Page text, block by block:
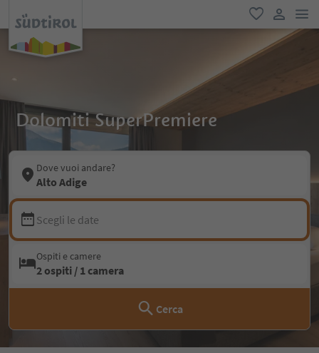
favoriti
user link
Dolomiti SuperPremiere
Dove vuoi andare?
Alto Adige
Scegli le date
Ospiti e camere
2 ospiti / 1 camera
Cerca